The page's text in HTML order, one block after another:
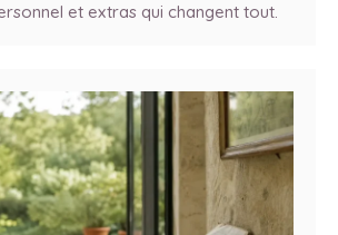
et extras qui changent tout.